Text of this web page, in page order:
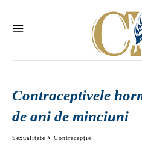
Contraceptivele
de ani de minciuni
Sexualitate Contracepţie